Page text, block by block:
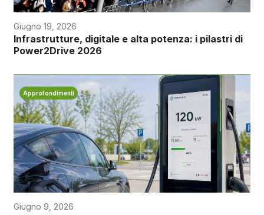
Giugno 19, 2026
Infrastrutture, digitale e alta potenza: i pilastri di
Power2Drive 2026
Approfondimenti
Giugno 9, 2026